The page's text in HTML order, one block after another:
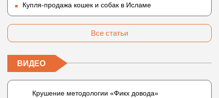
Купля-продажа кошек и собак в Исламе
Все статьи
ВИДЕО
Крушение методологии «Фикх довода»